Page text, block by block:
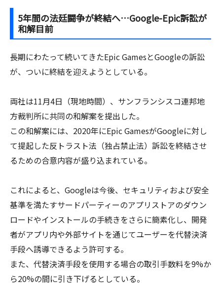
5年間の法廷闘争が終結へ…Google-Epic訴訟が
和解目前
長期にわたって続いてきたEpic GamesとGoogleの訴訟
が、ついに終結を迎えようとしている。
両社は11月4日（現地時間）、サンフランシスコ連邦地
方裁判所に共同の和解案を提出した。
この和解案には、2020年にEpic GamesがGoogleに対し
て提起した反トラスト法（独占禁止法）訴訟を終結させ
るための合意内容が盛り込まれている。
これによると、Googleは今後、セキュリティおよび安全
基準を満たすサードパーティーのアプリストアのダウン
ロードやインストールの手続きをさらに簡素化し、開発
者がアプリ内や外部サイトを通じてユーザーを代替決済
手段へ誘導できるよう許可する。
また、代替決済手段を使用する場合の取引手数料を9%か
ら20%の間に引き下げるとしている。